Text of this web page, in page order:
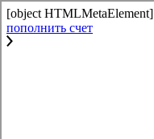
[object HTMLMetaElement]
пополнить счет